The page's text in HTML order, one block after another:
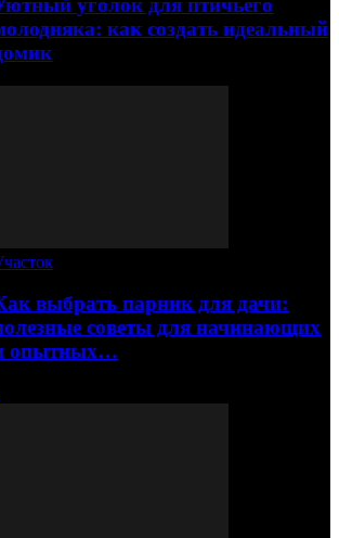
уголок для птичьего
как создать идеальный
выбрать парник для дачи:
советы для начинающих
опытных…